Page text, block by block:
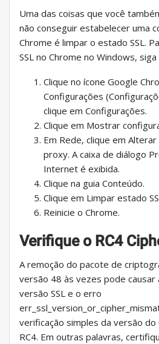
Uma das coisas que você
não conseguir estabelecer uma
Chrome é limpar o estado SSL.
SSL no Chrome no Windows,
Clique no ícone Google
Configurações
clique em Configurações.
Clique em Mostrar
Em Rede, clique em
proxy. A caixa de diálogo
Internet é exibida.
Clique na guia Conteúdo.
Clique em Limpar estado
Reinicie o Chrome.
Verifique o RC4
A remoção do pacote de
versão 48 às vezes pode causar
versão SSL e o erro
verificação simples da versão
RC4. Em outras palavras,